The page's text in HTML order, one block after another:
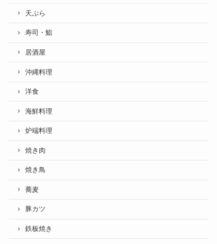
天ぷら
寿司・鮨
居酒屋
沖縄料理
洋食
海鮮料理
炉端料理
焼き肉
焼き鳥
蕎麦
豚カツ
鉄板焼き